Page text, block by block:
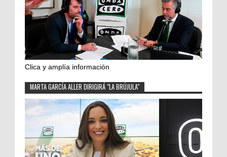
Clica y amplía información
MARTA GARCÍA ALLER DIRIGIRÁ "LA BRÚJULA"